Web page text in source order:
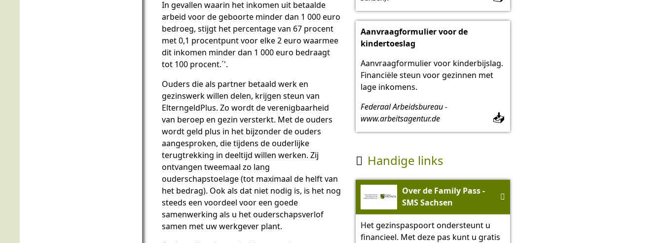
In gevallen waarin het inkomen uit betaalde
arbeid voor de geboorte minder dan 1 000 euro
bedroeg, stijgt het percentage van 67 procent
met 0,1 procentpunt voor elke 2 euro waarmee
dit inkomen minder dan 1 000 euro bedraagt
tot 100 procent.´'.
Ouders die als partner betaald werk en
gezinswerk willen delen, krijgen steun van
ElterngeldPlus. Zo wordt de verenigbaarheid
van beroep en gezin versterkt. Met de ouders
wordt geld plus in het bijzonder de ouders
aangesproken, die tijdens de ouderlijke
terugtrekking in deeltijd willen werken. Zij
ontvangen tweemaal zo lang
ouderschapstoelage (tot maximaal de helft van
het bedrag). Ook als dat niet nodig is, is het nog
steeds een voordeel voor een goede
samenwerking als u het ouderschapsverlof
samen met uw werkgever plant.
Aanvraagformulier voor de
kindertoeslag
Aanvraagformulier voor kinderbijslag.
Financiële steun voor gezinnen met
lage inkomens.
Federaal Arbeidsbureau -
www.arbeitsagentur.de
📥
 Handige links
Over de Family Pass -
SMS Sachsen

Het gezinspaspoort ondersteunt u
financieel. Met deze pas kunt u gratis